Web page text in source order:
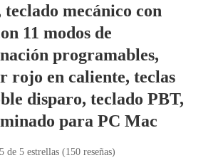
mecánico con
11 modos de
programables,
rojo en caliente, teclas
disparo, teclado PBT,
para PC Mac
de 5 estrellas (150 reseñas)